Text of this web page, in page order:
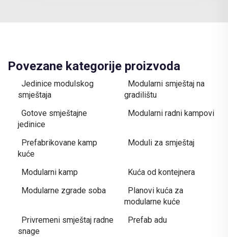
Povezane kategorije proizvoda
Jedinice modulskog
smještaja
Modularni smještaj na
gradilištu
Gotove smještajne
jedinice
Modularni radni kampovi
Prefabrikovane kamp
kuće
Moduli za smještaj
Modularni kamp
Kuća od kontejnera
Modularne zgrade soba
Planovi kuća za
modularne kuće
Privremeni smještaj radne
snage
Prefab adu